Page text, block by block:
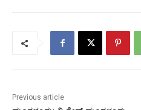
Previous article